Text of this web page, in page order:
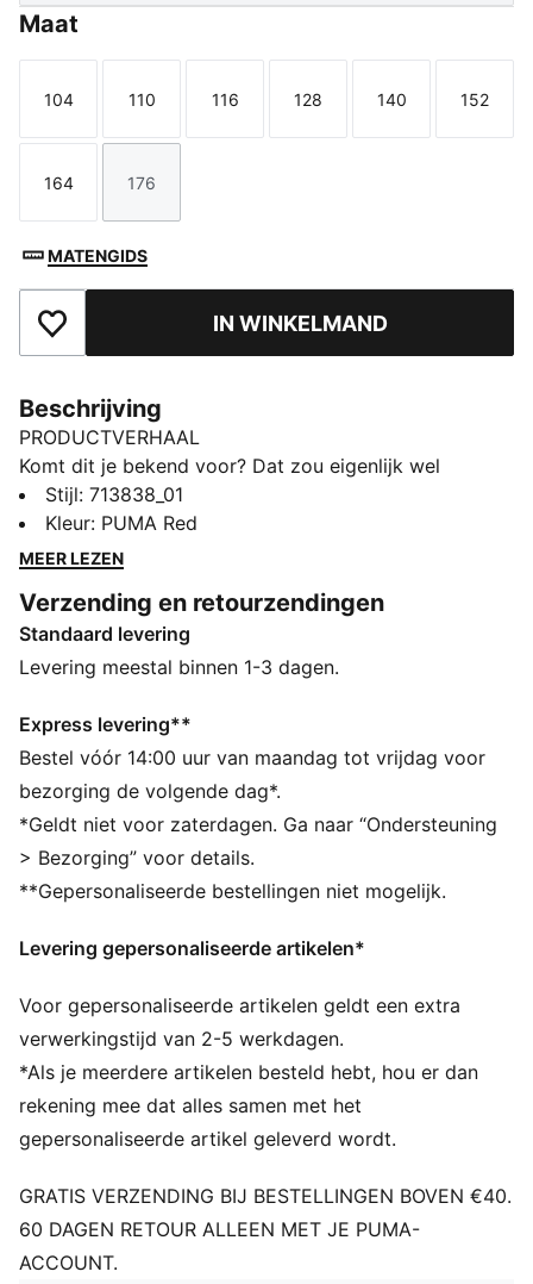
Maat
Maat
104
Maat
110
Maat
116
Maat
128
Maat
140
Maat
152
Maat
164
Maat
176
MATENGIDS
Toegevoegd aan favorietenIN WINKELMAND
Beschrijving
PRODUCTVERHAAL
Komt dit je bekend voor? Dat zou eigenlijk wel
moeten. Je hebt ze al op het circuit gezien, en nu kun
jij ze dragen. De PUMA for SCUDERIA FERRARI HP
Replica-collectie bestaat uit op techwear
speciaal gemaakt voor de Tifosi die vol gas de
toekomst in durven te gaan en het onbekende durven
uit te dagen. Met de witte en rode kleuren bekijkt dit
lens.
DETAILS
Pasvorm: Normaal
Type hoofdmateriaal: Single jersey
Hals: Polokraag
Korte mouwen
Sluiting: Kwartrits
Scuderia Ferrari-brandingdetails
PUMA voor jongeren: aanbevolen voor oudere
kinderen tussen 8 en 16 jaar
Stijl: 713838_01
Kleur: PUMA Red
MEER LEZEN
Verzending en retourzendingen
Standaard levering
Levering meestal binnen 1-3 dagen.
Express levering**
Bestel vóór 14:00 uur van maandag tot vrijdag voor
bezorging de volgende dag*.
*Geldt niet voor zaterdagen. Ga naar “Ondersteuning
> Bezorging” voor details.
**Gepersonaliseerde bestellingen niet mogelijk.
Levering gepersonaliseerde artikelen*
Voor gepersonaliseerde artikelen geldt een extra
verwerkingstijd van 2-5 werkdagen.
*Als je meerdere artikelen besteld hebt, hou er dan
rekening mee dat alles samen met het
gepersonaliseerde artikel geleverd wordt.
GRATIS VERZENDING BIJ BESTELLINGEN BOVEN €40.
60 DAGEN RETOUR ALLEEN MET JE PUMA-
ACCOUNT.